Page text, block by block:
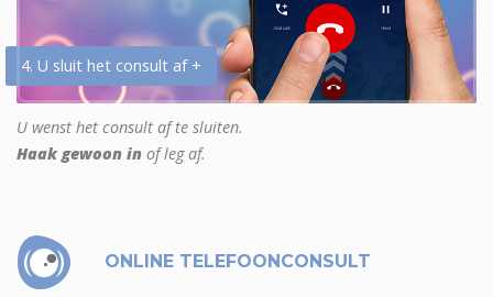
4. U sluit het consult af +
U wenst het consult af te sluiten.
Haak gewoon in of leg af.
ONLINE TELEFOONCONSULT